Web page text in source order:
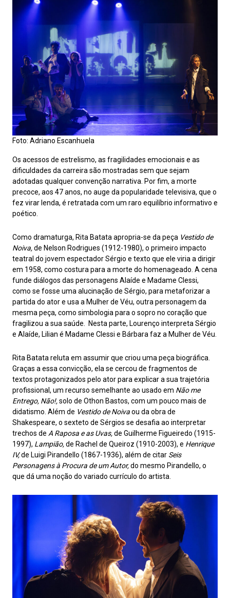
Foto: Adriano Escanhuela
Os acessos de estrelismo, as fragilidades emocionais e as
dificuldades da carreira são mostradas sem que sejam
adotadas qualquer convenção narrativa. Por fim, a morte
precoce, aos 47 anos, no auge da popularidade televisiva, que o
fez virar lenda, é retratada com um raro equilíbrio informativo e
poético.
Como dramaturga, Rita Batata apropria-se da peça Vestido de
Noiva,de Nelson Rodrigues (1912-1980), o primeiro impacto
teatral do jovem espectador Sérgio e texto que ele viria a dirigir
em 1958, como costura para a morte do homenageado. A cena
funde diálogos das personagens Alaíde e Madame Clessi,
como se fosse uma alucinação de Sérgio, para metaforizar a
partida do ator e usa a Mulher de Véu, outra personagem da
mesma peça, como simbologia para o sopro no coração que
fragilizou a sua saúde. Nesta parte, Lourenço interpreta Sérgio
e Alaíde, Lilian é Madame Clessi e Bárbara faz a Mulher de Véu.
Rita Batata reluta em assumir que criou uma peça biográfica.
Graças a essa convicção, ela se cercou de fragmentos de
textos protagonizados pelo ator para explicar a sua trajetória
profissional, um recurso semelhante ao usado em Não me
Entrego, Não!,solo de Othon Bastos, com um pouco mais de
didatismo. Além de Vestido de Noivaou da obra de
Shakespeare, o sexteto de Sérgios se desafia ao interpretar
trechos de A Raposa e as Uvas,de Guilherme Figueiredo (1915-
1997), Lampião,de Rachel de Queiroz (1910-2003), e Henrique
IV,de Luigi Pirandello (1867-1936), além de citar Seis
Personagens à Procura de um Autor,do mesmo Pirandello, o
que dá uma noção do variado currículo do artista.